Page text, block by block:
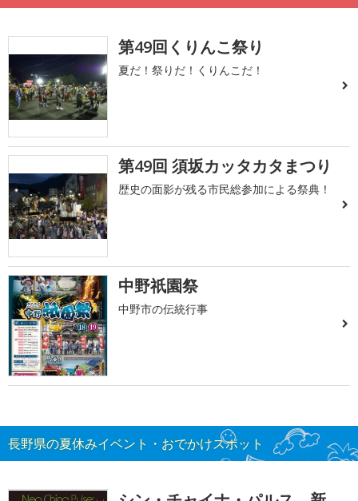
第49回くりんこ祭り
夏だ！祭りだ！くりんこだ！
第49回 須坂カッタカタまつり
歴史の面影が残る市民総参加による祭典！
中野祇園祭
中野市の伝統行事
長野県の夏休みイベント・おでかけスポット